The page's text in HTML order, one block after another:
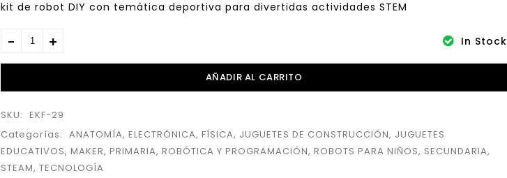
kit de robot DIY con temática deportiva para divertidas actividades STEM
In Stock
AÑADIR AL CARRITO
SKU: EKF-29
Categorías: ANATOMÍA,ELECTRÓNICA,FÍSICA, JUGUETES DE CONSTRUCCIÓN, JUGUETES
EDUCATIVOS,MAKER,PRIMARIA,ROBÓTICA Y PROGRAMACIÓN,ROBOTS PARA NIÑOS, SECUNDARIA,
STEAM,TECNOLOGÍA